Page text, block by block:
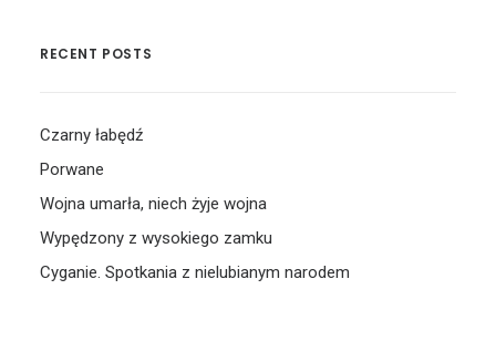
RECENT POSTS
Czarny łabędź
Porwane
Wojna umarła, niech żyje wojna
Wypędzony z wysokiego zamku
Cyganie. Spotkania z nielubianym narodem